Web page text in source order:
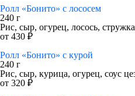
Ролл «Бонито» с лососем
240 г
Рис, сыр, огурец, лосось,
от 430 ₽
Ролл «Бонито» с курой
240 г
Рис, сыр, курица, огурец, соус
от 320 ₽